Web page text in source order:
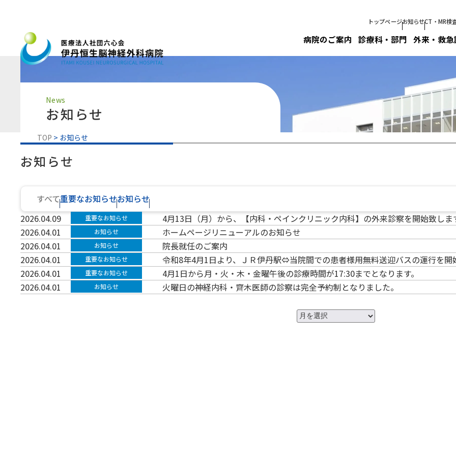
トップページお知らせCT・MR検
病院のご案内 診療科・部門 外来・救急
News
お知らせ
TOP お知らせ
お知らせ
すべて重要なお知らせお知らせ
2026.04.09
重要なお知らせ
4月13日（月）から、【内科・ペインクリニック内科】の外来診察を開始致しま
2026.04.01
お知らせ
ホームページリニューアルのお知らせ
2026.04.01
お知らせ
院長就任のご案内
2026.04.01
重要なお知らせ
令和8年4月1日より、ＪＲ伊丹駅⇔当院間での患者様用無料送迎バスの運行を開
2026.04.01
重要なお知らせ
4月1日から月・火・木・金曜午後の診療時間が17:30までとなります。
2026.04.01
お知らせ 火曜日の神経内科・齊木医師の診察は完全予約制となりました。